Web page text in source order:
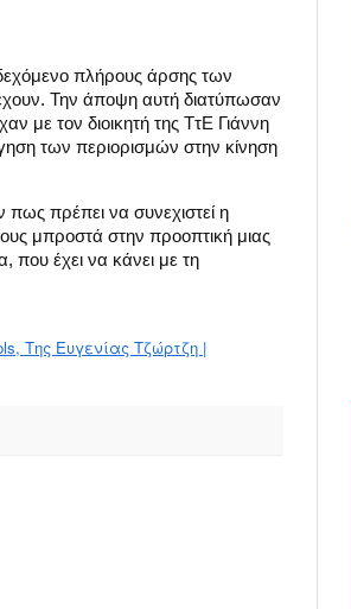
πλήρους άρσης των
Την άποψη αυτή διατύπωσαν
με τον διοικητή της ΤτΕ Γιάννη
των περιορισμών στην κίνηση
πρέπει να συνεχιστεί η
μπροστά στην προοπτική μιας
έχει να κάνει με τη
Της Ευγενίας Τζώρτζη |